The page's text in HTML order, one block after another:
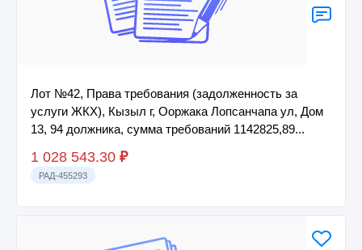
Лот №42, Права требования (задолженность за
услуги ЖКХ), Кызыл г, Ооржака Лопсанчапа ул, Дом
13, 94 должника, сумма требований 1142825,89...
1 028 543.30 ₽
РАД-455293